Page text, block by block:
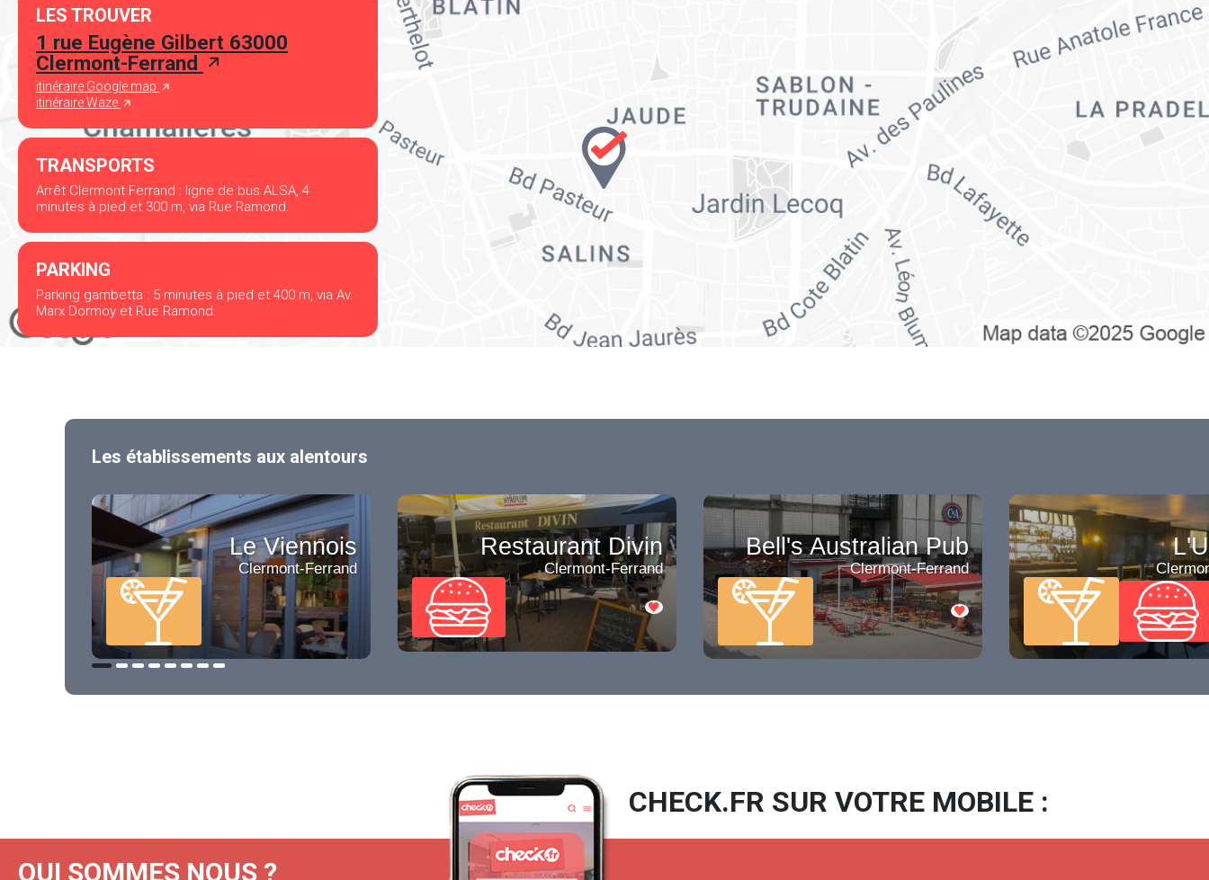
LES TROUVER
1 rue Eugène Gilbert 63000
Clermont-Ferrand
itinéraire Google map
itinéraire Waze
TRANSPORTS
Arrêt Clermont Ferrand : ligne de bus ALSA, 4
minutes à pied et 300 m, via Rue Ramond.
PARKING
Parking gambetta : 5 minutes à pied et 400 m, via Av.
Marx Dormoy et Rue Ramond.
Les établissements aux alentours
Le Viennois
Clermont-Ferrand
Restaurant Divin
Clermont-Ferrand
Bell's Australian Pub
Clermont-Ferrand
QUI SOMMES NOUS ?
CHECK.FR SUR VOTRE MOBILE :